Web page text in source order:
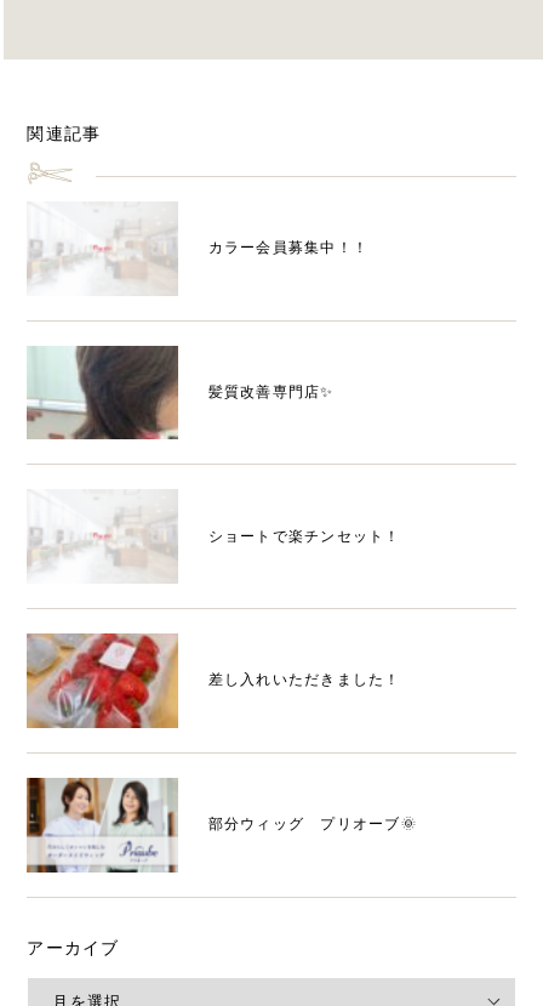
関連記事
カラー会員募集中！！
髪質改善専門店✨
ショートで楽チンセット！
差し入れいただきました！
部分ウィッグ プリオーブ🌞
アーカイブ